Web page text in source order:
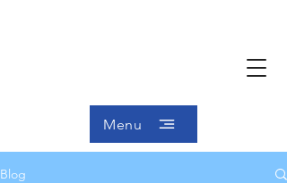
Menu
Blog